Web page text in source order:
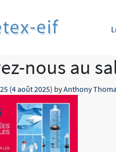
nous au
(4 août 2025) byAnthony